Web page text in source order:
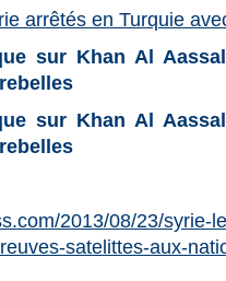
arrêtés en Turquie
sur Khan Al
sur Khan Al
2013/08/23/syrie-
satelittes-aux-